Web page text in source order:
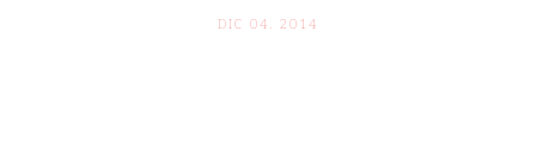
DIC 04. 2014